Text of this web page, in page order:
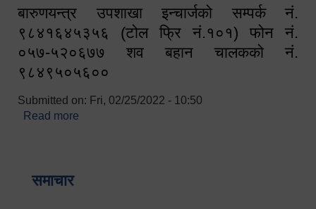
बारुणयन्त्र उपशाखा इन्चार्जको सम्पर्क नं.
९८४१६४५३५६ (टोल फ्रि नं.१०१) फोन नं.
०५७-५२०६७७ शव बहान चालकको नं.
९८४९५०५६००
Submitted on: Fri, 02/25/2022 - 10:50
Read more
समाचार